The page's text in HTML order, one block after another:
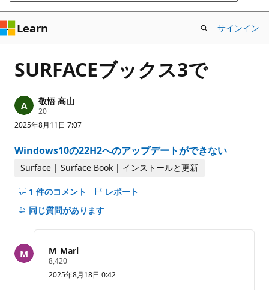
キ
ッ
プ
Learn サインイン
SURFACEブックス3で
敬悟 高山
20評
価
の
イ
ン
ト
2025年8月11日 7:07
Windows10の22H2へのアップデートができない
Surface | Surface Book | インストールと更新
1 件のコメント
こ
の
コ
メ
ン
レポート
同じ質問があります
M_Marl
8,420評
価
の
2025年8月18日 0:42